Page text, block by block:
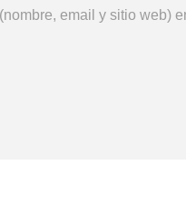
email y sitio web)